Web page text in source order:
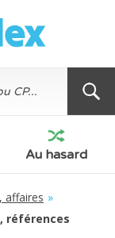
Au hasard
affaires »
références